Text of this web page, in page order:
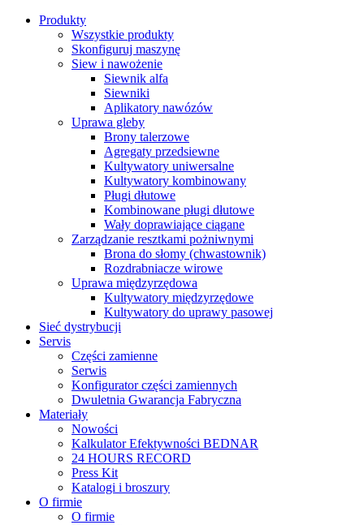
Produkty
Wszystkie produkty
Skonfiguruj maszynę
Siew i nawożenie
Siewnik alfa
Siewniki
Aplikatory nawózów
Uprawa gleby
Brony talerzowe
Agregaty przedsiewne
Kultywatory uniwersalne
Kultywatory kombinowany
Pługi dłutowe
Kombinowane pługi dłutowe
Wały doprawiające ciągane
Zarządzanie resztkami pożniwnymi
Brona do słomy (chwastownik)
Rozdrabniacze wirowe
Uprawa międzyrzędowa
Kultywatory międzyrzędowe
Kultywatory do uprawy pasowej
Sieć dystrybucji
Servis
Części zamienne
Serwis
Konfigurator części zamiennych
Dwuletnia Gwarancja Fabryczna
Materiały
Nowości
Kalkulator Efektywności BEDNAR
24 HOURS RECORD
Press Kit
Katalogi i broszury
O firmie
O firmie